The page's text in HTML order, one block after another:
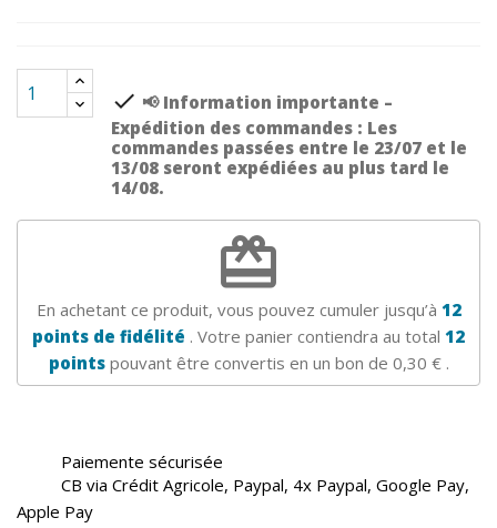
check 📢 Information importante –
Expédition des commandes : Les
commandes passées entre le 23/07 et le
13/08 seront expédiées au plus tard le
14/08.
redeem
En achetant ce produit, vous pouvez cumuler jusqu’à 12
points de fidélité . Votre panier contiendra au total 12
pointspouvant être convertis en un bon de 0,30 €.
Paiemente sécurisée
CB via Crédit Agricole, Paypal, 4x Paypal, Google Pay,
Apple Pay